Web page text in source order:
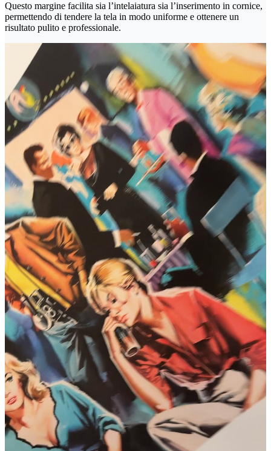
Questo margine facilita sia l’intelaiatura sia l’inserimento in cornice,
permettendo di tendere la tela in modo uniforme e ottenere un
risultato pulito e professionale.